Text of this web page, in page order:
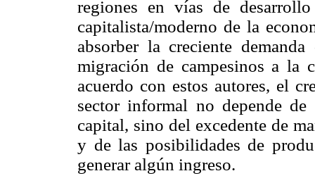
regiones en vías de
capitalista/moderno de la
absorber la creciente
migración de campesinos a la
acuerdo con estos autores, el
sector informal no depende
capital, sino del excedente de
y de las posibilidades de
generar algún ingreso.